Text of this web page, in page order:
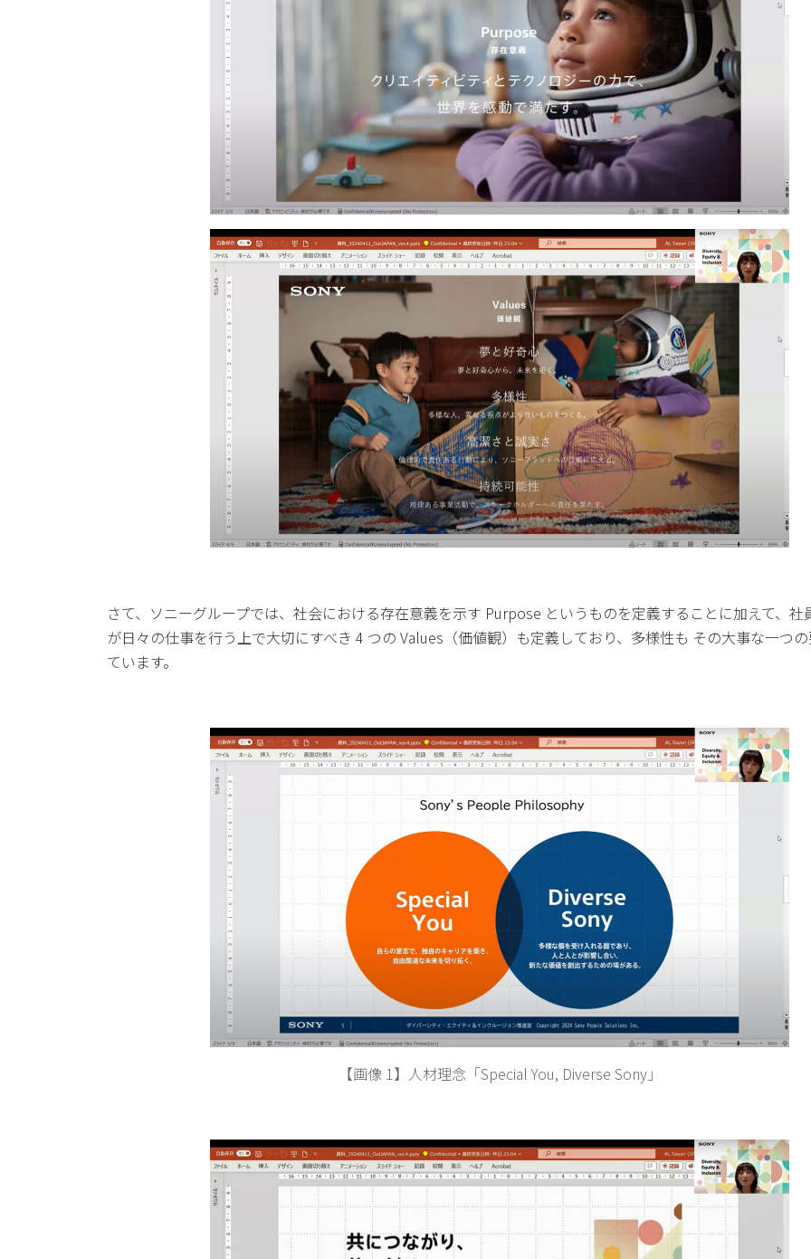
さて、ソニーグループでは、社会における存在意義を示す Purpose というものを定義することに加えて、社
が日々の仕事を行う上で大切にすべき 4 つの Values（価値観）も定義しており、多様性も その大事な一つ
ています。
【画像 1】人材理念「Special You, Diverse Sony」